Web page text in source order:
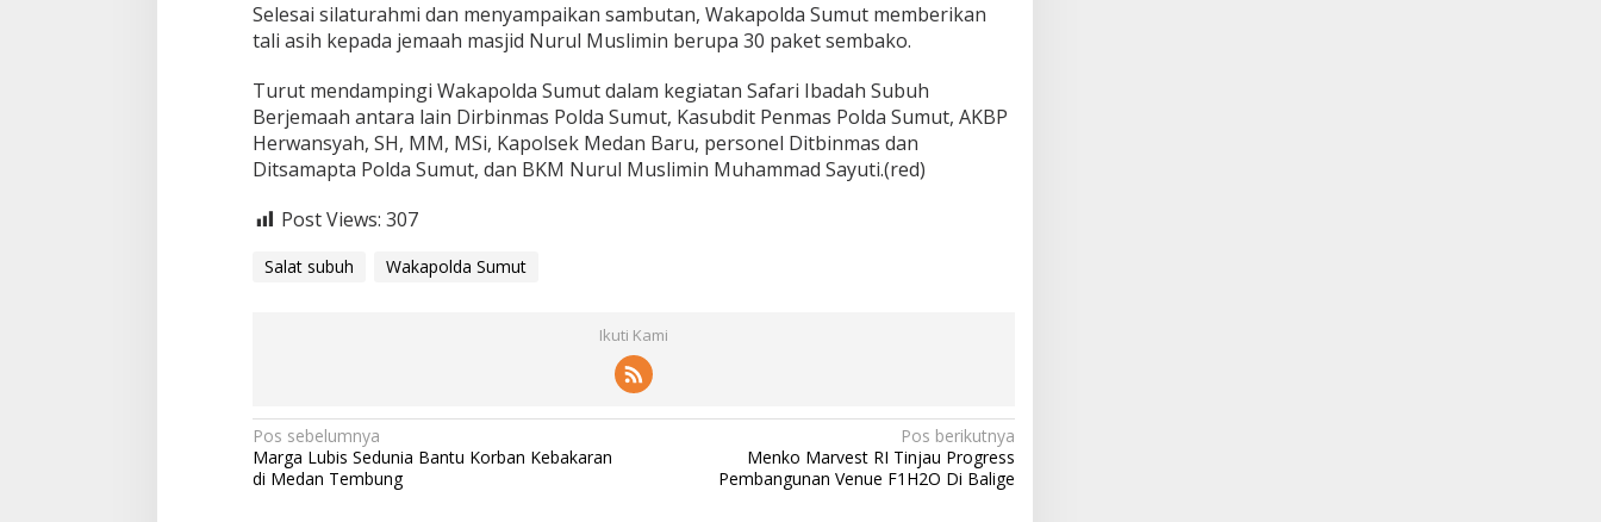
Selesai silaturahmi dan menyampaikan sambutan, Wakapolda Sumut memberikan
tali asih kepada jemaah masjid Nurul Muslimin berupa 30 paket sembako.
Turut mendampingi Wakapolda Sumut dalam kegiatan Safari Ibadah Subuh
Berjemaah antara lain Dirbinmas Polda Sumut, Kasubdit Penmas Polda Sumut, AKBP
Herwansyah, SH, MM, MSi, Kapolsek Medan Baru, personel Ditbinmas dan
Ditsamapta Polda Sumut, dan BKM Nurul Muslimin Muhammad Sayuti.(red)
Post Views: 307
Salat subuh Wakapolda Sumut
Ikuti Kami
N
a
Pos sebelumnya
Marga Lubis Sedunia Bantu Korban Kebakaran
di Medan Tembung
Pos berikutnya
Menko Marvest RI Tinjau Progress
Pembangunan Venue F1H2O Di Balige